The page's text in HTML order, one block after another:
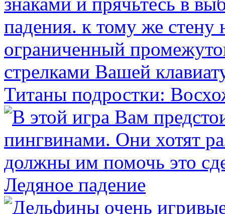
Титаны подростки:
Ледяное падение